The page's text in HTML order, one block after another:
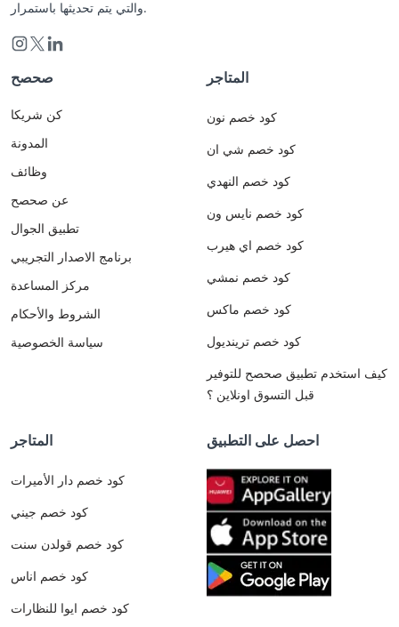
والتي يتم تحديثها باستمرار.
صحصح
كن شريكا
المدونة
وظائف
عن صحصح
تطبيق الجوال
برنامج الاصدار التجريبي
مركز المساعدة
الشروط والأحكام
سياسة الخصوصية
المتاجر
كود خصم نون
كود خصم شي ان
كود خصم النهدي
كود خصم نايس ون
كود خصم اي هيرب
كود خصم نمشي
كود خصم ماكس
كود خصم ترينديول
كيف استخدم تطبيق صحصح للتوفير
قبل التسوق اونلاين ؟
المتاجر
كود خصم دار الأميرات
كود خصم جيني
كود خصم قولدن سنت
كود خصم اناس
كود خصم ايوا للنظارات
احصل على التطبيق